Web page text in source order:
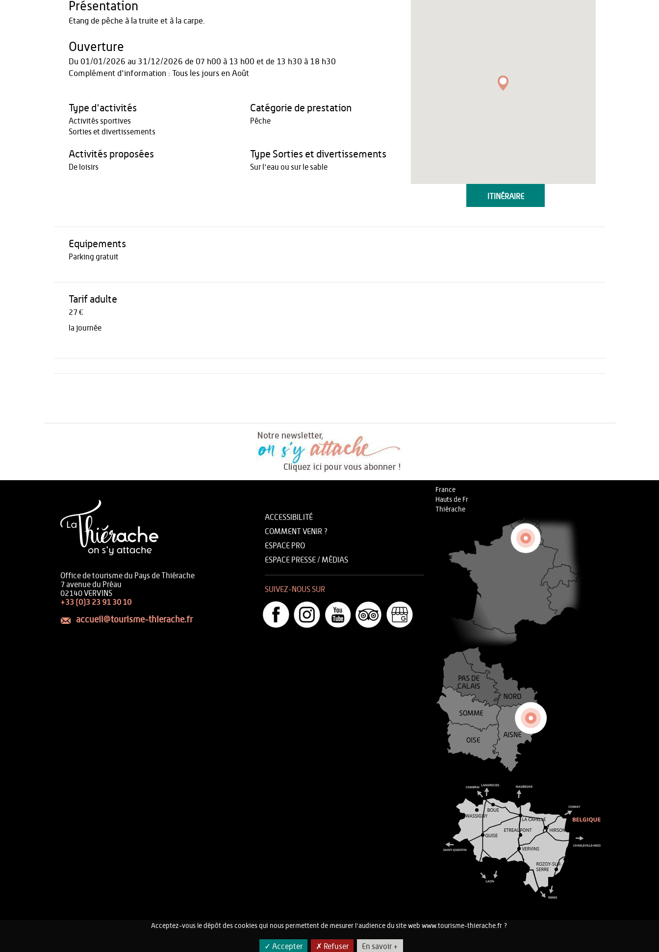
ITINÉRAIRE
Présentation
Etang de pêche à la truite et à la carpe.
Ouverture
Du 01/01/2026 au 31/12/2026 de 07 h00 à 13 h00 et de 13 h30 à 18 h30
Complément d'information : Tous les jours en Août
Type d'activités
Activités sportives
Sorties et divertissements
Catégorie de prestation
Pêche
Activités proposées
De loisirs
Type Sorties et divertissements
Sur l'eau ou sur le sable
Equipements
Parking gratuit
Tarif adulte
27 €
la journée
Office de tourisme du Pays de Thiérache
7 avenue du Préau
02140 VERVINS
+33 (0)3 23 91 30 10
accueil@tourisme-thierache.fr
ACCESSIBILITÉ
COMMENT VENIR ?
ESPACE PRO
ESPACE PRESSE / MÉDIAS
SUIVEZ-NOUS SUR
France
Hauts de Fr
Thiérache
CONTACT MENTIONS LÉGALES
Acceptez-vous le dépôt des cookies qui nous permettent de mesurer l'audience du site web www.tourisme-thierache.fr ?
✓ Accepter ✗ Refuser En savoir +